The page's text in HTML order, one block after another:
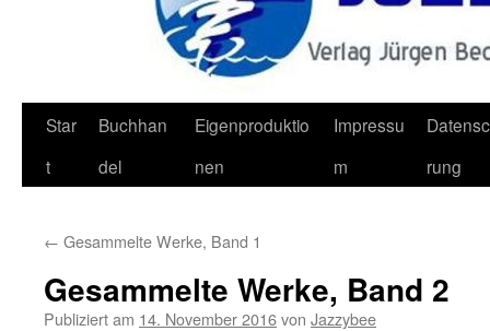
Zum
Inhalt
Star
t
Buchhan
del
Eigenproduktio
nen
Impressu
m
rung
← Gesammelte Werke, Band 1
Gesammelte Werke, Band 2
Publiziert am 14. November 2016von Jazzybee